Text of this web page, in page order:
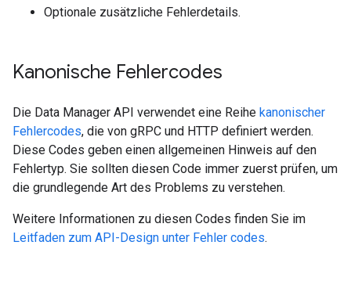
Optionale zusätzliche Fehlerdetails.
Kanonische Fehlercodes
Die Data Manager API verwendet eine Reihe kanonischer
Fehlercodes, die von gRPC und HTTP definiert werden.
Diese Codes geben einen allgemeinen Hinweis auf den
Fehlertyp. Sie sollten diesen Code immer zuerst prüfen, um
die grundlegende Art des Problems zu verstehen.
Weitere Informationen zu diesen Codes finden Sie im
Leitfaden zum API-Design unter Fehler codes.